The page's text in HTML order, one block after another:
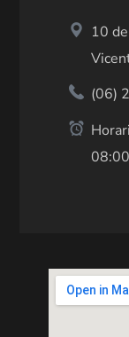
10
(06)